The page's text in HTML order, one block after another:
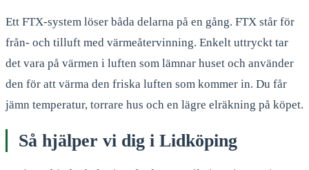
Ett FTX-system löser båda delarna på en gång. FTX står för
från- och tilluft med värmeåtervinning. Enkelt uttryckt tar
det vara på värmen i luften som lämnar huset och använder
den för att värma den friska luften som kommer in. Du får
jämn temperatur, torrare hus och en lägre elräkning på köpet.
Så hjälper vi dig i Lidköping